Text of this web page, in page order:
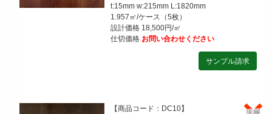
t:15mm w:215mm L:1820mm
1.957㎡/ケース（5枚）
設計価格 18,500円/㎡
仕切価格 お問い合わせください
【商品コード：DC10】